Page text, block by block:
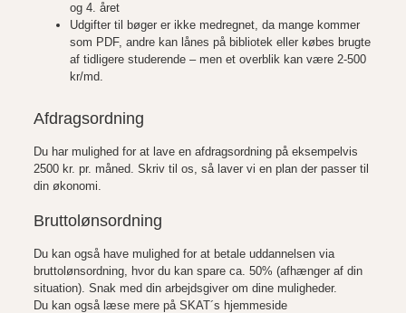
og 4. året
Udgifter til bøger er ikke medregnet, da mange kommer
som PDF, andre kan lånes på bibliotek eller købes brugte
af tidligere studerende – men et overblik kan være 2-500
kr/md.
Afdragsordning
Du har mulighed for at lave en afdragsordning på eksempelvis
2500 kr. pr. måned. Skriv til os, så laver vi en plan der passer til
din økonomi.
Bruttolønsordning
Du kan også have mulighed for at betale uddannelsen via
bruttolønsordning, hvor du kan spare ca. 50% (afhænger af din
situation). Snak med din arbejdsgiver om dine muligheder.
Du kan også læse mere på SKAT´s hjemmeside